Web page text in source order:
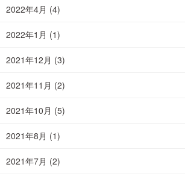
2022年4月 (4)
2022年1月 (1)
2021年12月 (3)
2021年11月 (2)
2021年10月 (5)
2021年8月 (1)
2021年7月 (2)